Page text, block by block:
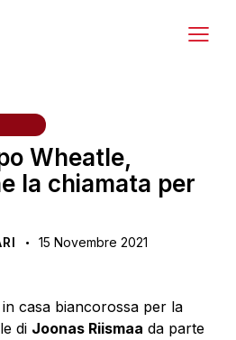
Wheatle,
la chiamata per
15 Novembre 2021
casa biancorossa per la
di Joonas Riismaa da parte